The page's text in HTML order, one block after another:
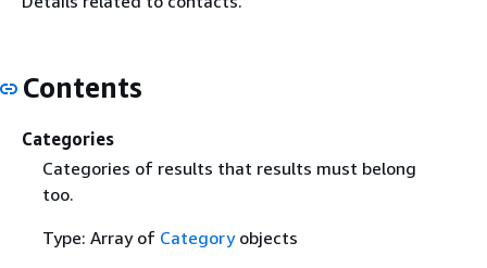
Contents
Categories
Categories of results that results must belong
too.
Type: Array of Categoryobjects